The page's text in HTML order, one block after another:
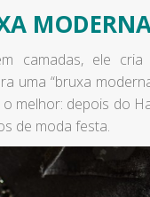
camadas, ele cria
uma “bruxa
melhor: depois do
de moda festa.